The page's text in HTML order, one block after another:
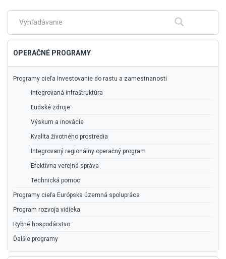
menuFulltextové
Hľadať
OPERAČNÉ PROGRAMY
Programy cieľa Investovanie do rastu a zamestnanosti
Integrovaná infraštruktúra
Ľudské zdroje
Výskum a inovácie
Kvalita životného prostredia
Integrovaný regionálny operačný program
Efektívna verejná správa
Technická pomoc
Programy cieľa Európska územná spolupráca
Program rozvoja vidieka
Rybné hospodárstvo
Ďalšie programy